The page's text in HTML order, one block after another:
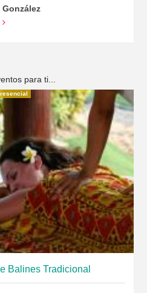
González
para ti...
Balines Tradicional